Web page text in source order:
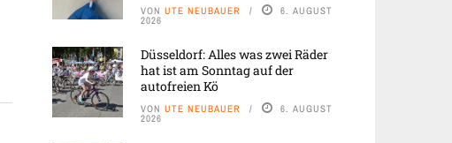
VON UTE NEUBAUER 6. AUGUST
2026
Düsseldorf: Alles was zwei Räder
hat ist am Sonntag auf der
autofreien Kö
VON UTE NEUBAUER 6. AUGUST
2026